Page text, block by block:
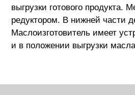
выгрузки готового
редуктором. В нижней части
Маслоизготовитель имеет
и в положении выгрузки